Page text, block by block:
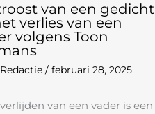
van een gedicht
verlies van een
volgens Toon
Redactie/februari 28, 2025
van een vader is een